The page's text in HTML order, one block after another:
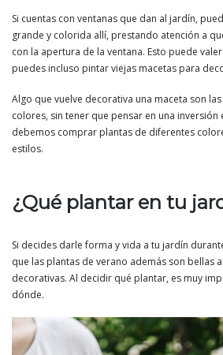
Si cuentas con ventanas que dan al jardín,
grande y colorida allí, prestando atención a
con la apertura de la ventana. Esto puede
puedes incluso pintar viejas macetas para
Algo que vuelve decorativa una maceta son
colores, sin tener que pensar en una inversión
debemos comprar plantas de diferentes
estilos.
¿Qué plantar en tu
Si decides darle forma y vida a tu jardín
que las plantas de verano además son bellas
decorativas. Al decidir qué plantar, es muy
dónde.